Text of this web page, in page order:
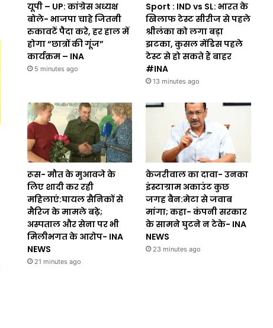
यूपी – UP: कांग्रेस अध्यक्ष
बोले- भाजपा चाहे जितनी
रुकावटें पैदा करे, हर हाल में
होगा “छात्रों की गूंज”
कार्यक्रम – INA
5 minutes ago
Sport : IND vs SL: भारत के
खिलाफ टेस्ट सीरीज से पहले
श्रीलंका को लगा बड़ा
झटका, कुसल मेंडिस पहले
टेस्ट से हो सकते हैं बाहर
#INA
13 minutes ago
रूस- मौत के मुआवजे के
लिए शादी कर रही
महिलाएं:घायल सैनिकों से
मैरिज के मामले बढ़े;
अस्पताल और सेना पर भी
मिलीभगत के आरोप- INA
NEWS
21 minutes ago
केजरीवाल का दावा- उनका
इंस्टाग्राम अकाउंट कुछ
जगह बैन:मेटा से जवाब
मांगा; कहा- कंपनी सरकार
के सामने घुटने न टेके- INA
NEWS
23 minutes ago